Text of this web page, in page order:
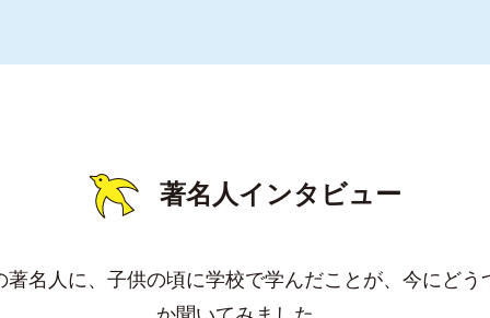
著名人インタビュー
著名人に、子供の頃に学校で学んだことが、今にどう